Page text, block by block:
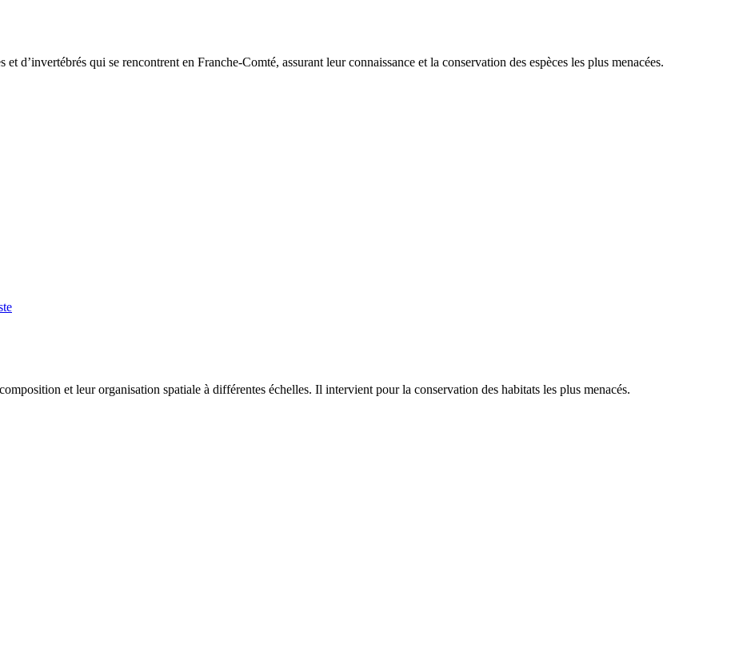
et d’invertébrés qui se rencontrent en Franche-Comté, assurant leur connaissance et la conservation des espèces les plus menacées.
et leur organisation spatiale à différentes échelles. Il intervient pour la conservation des habitats les plus menacés.